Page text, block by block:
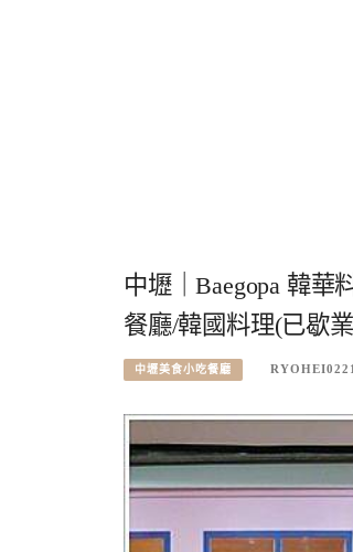
中壢｜Baegopa 韓
餐廳/韓國料理(已歇
中壢美食小吃餐廳 RYOHEI0221